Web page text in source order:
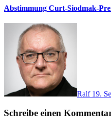
Abstimmung Curt-Siodmak-
Ralf 19.
Schreibe einen